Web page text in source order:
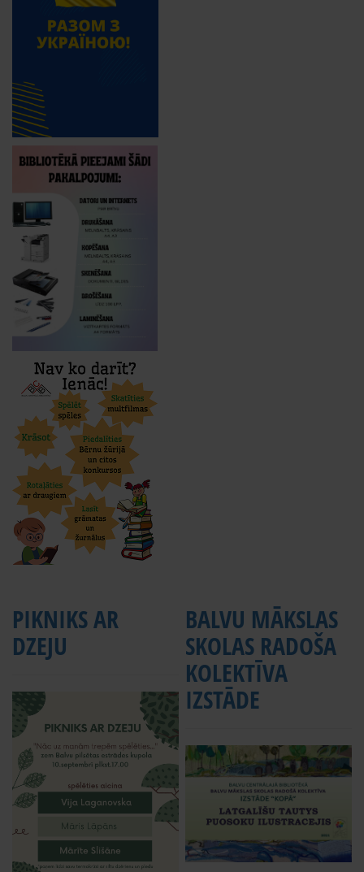
PIKNIKS AR
DZEJU
BALVU MĀKSLAS
SKOLAS RADOŠA
KOLEKTĪVA
IZSTĀDE